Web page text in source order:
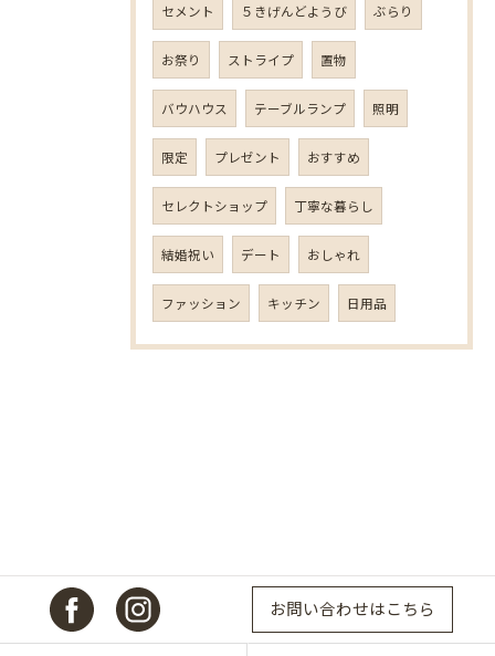
セメント ５きげんどようび ぶらり
お祭り ストライプ 置物
バウハウス テーブルランプ 照明
限定 プレゼント おすすめ
セレクトショップ 丁寧な暮らし
結婚祝い デート おしゃれ
ファッション キッチン 日用品
お問い合わせはこちら